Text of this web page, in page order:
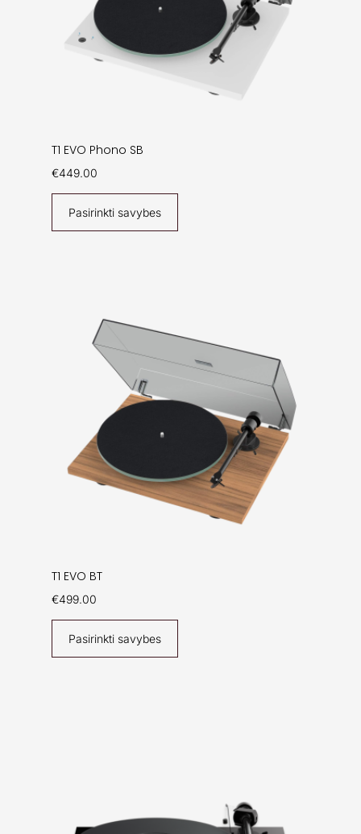
T1 EVO Phono SB
€449.00
Pasirinkti savybes
T1 EVO BT
€499.00
Pasirinkti savybes